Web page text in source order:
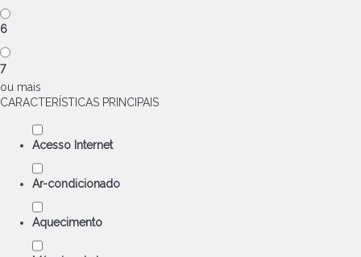
6
7
ou mais
CARACTERÍSTICAS PRINCIPAIS
Acesso Internet
Ar-condicionado
Aquecimento